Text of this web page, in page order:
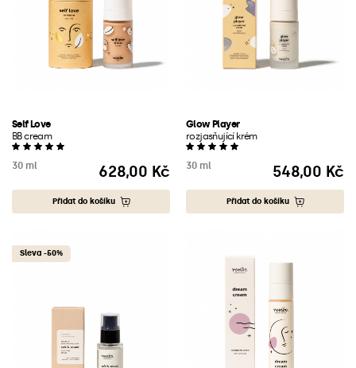
Self Love
BB cream
30 ml
Cena
628,00 Kč
Přidat do košíku
Glow Player
rozjasňující krém
30 ml
Cena
548,00 Kč
Přidat do košíku
Sleva -50%